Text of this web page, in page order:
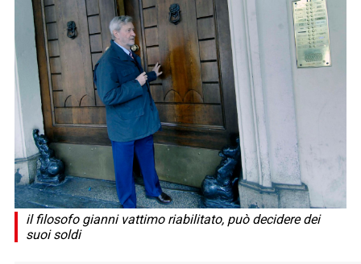
il filosofo gianni vattimo riabilitato, può decidere dei
suoi soldi